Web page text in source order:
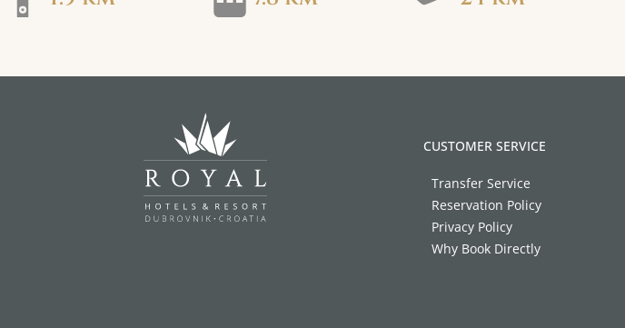
CUSTOMER SERVICE
Transfer Service
Reservation Policy
Privacy Policy
Why Book Directly